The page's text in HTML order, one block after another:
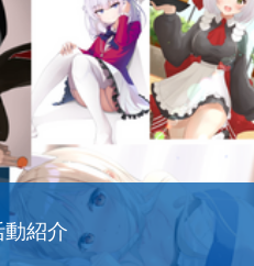
紹介